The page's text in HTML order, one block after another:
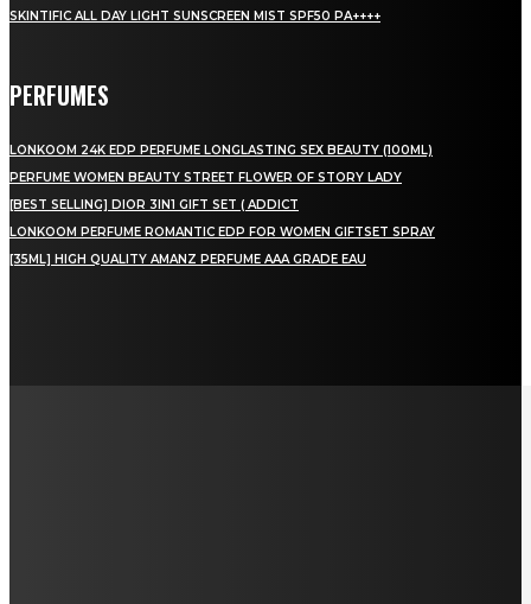
SKINTIFIC ALL DAY LIGHT SUNSCREEN MIST SPF50 PA++++
PERFUMES
LONKOOM 24K EDP PERFUME LONGLASTING SEX BEAUTY (100ML)
PERFUME WOMEN BEAUTY STREET FLOWER OF STORY LADY
[BEST SELLING] DIOR 3IN1 GIFT SET ( ADDICT
LONKOOM PERFUME ROMANTIC EDP FOR WOMEN GIFTSET SPRAY
[35ML] HIGH QUALITY AMANZ PERFUME AAA GRADE EAU